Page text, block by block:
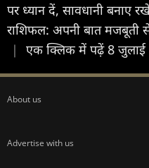
पर ध्यान दें, सावधानी बनाए
राशिफल: अपनी बात मजबूती
|
एक क्लिक में पढ़ें 8 जुलाई
About us
Advertise with us